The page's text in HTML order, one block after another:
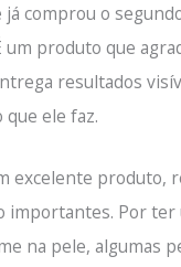
comprou o
um produto que
resultados
que ele faz.
excelente produto,
importantes. Por ter
na pele, algumas